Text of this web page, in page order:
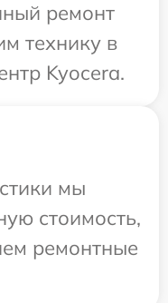
ремонт
технику в
Kyocera.
мы
стоимость,
ремонтные